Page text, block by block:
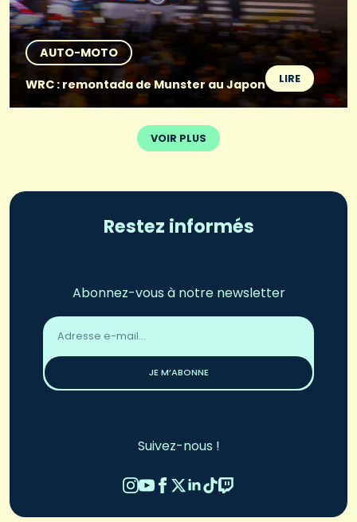
AUTO-MOTO
WRC : remontada de Munster au Japon
LIRE
VOIR PLUS
Restez informés
Abonnez-vous à notre newsletter
Adresse
email
JE M’ABONNE
Suivez-nous !